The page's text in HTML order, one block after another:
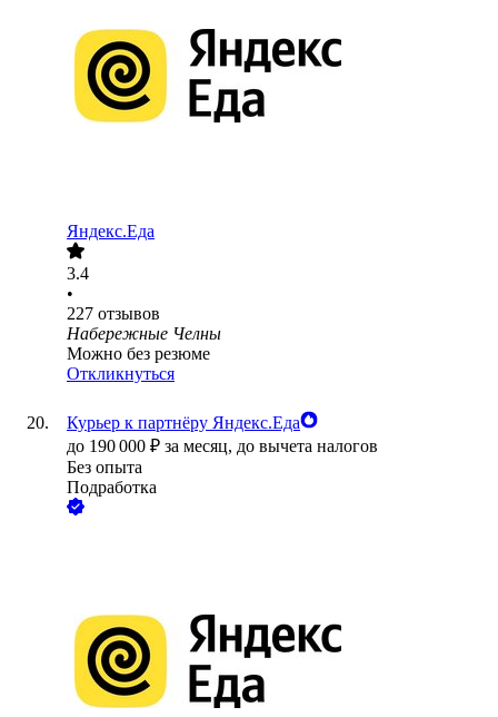
Яндекс.Еда
3.4
•
227 отзывов
Набережные Челны
Можно без резюме
Откликнуться
Курьер к партнёру Яндекс.Еда
до 190 000 ₽ за месяц, до вычета налогов
Без опыта
Подработка